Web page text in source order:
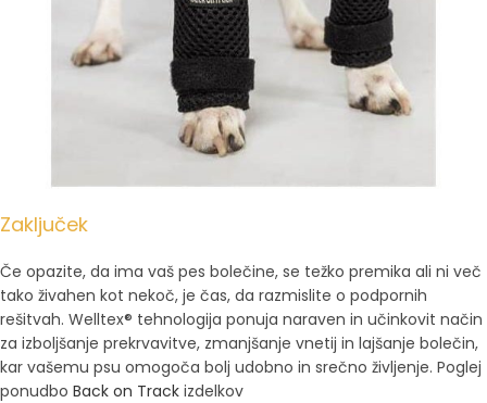
Zaključek
Če opazite, da ima vaš pes bolečine, se težko premika ali ni več
tako živahen kot nekoč, je čas, da razmislite o podpornih
rešitvah. Welltex® tehnologija ponuja naraven in učinkovit način
za izboljšanje prekrvavitve, zmanjšanje vnetij in lajšanje bolečin,
kar vašemu psu omogoča bolj udobno in srečno življenje. Poglej
ponudbo Back on Track izdelkov